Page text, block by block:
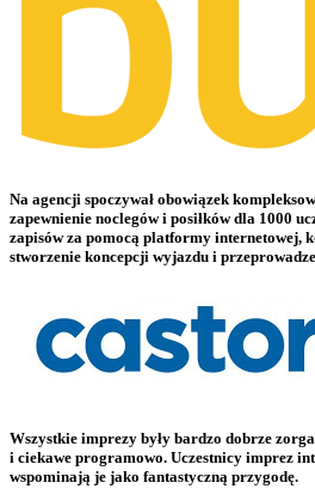
Na agencji spoczywał obowiązek
zapewnienie noclegów i posiłków dla 1000
zapisów za pomocą platformy internetowej,
stworzenie koncepcji wyjazdu i
Wszystkie imprezy były bardzo dobrze
i ciekawe programowo. Uczestnicy imprez
wspominają je jako fantastyczną przygodę.